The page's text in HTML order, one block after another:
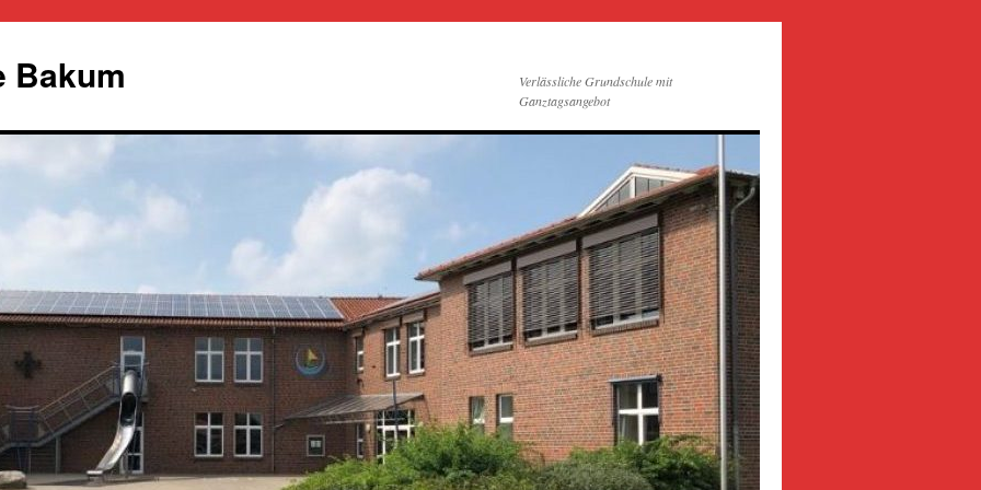
Bakum
Verlässliche Grundschule mit
Ganztagsangebot